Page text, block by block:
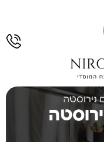
נירוסטה